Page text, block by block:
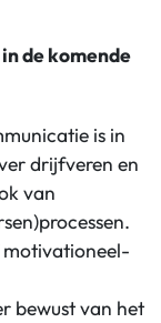
de komende
is in
drijfveren en
van
bewust van het